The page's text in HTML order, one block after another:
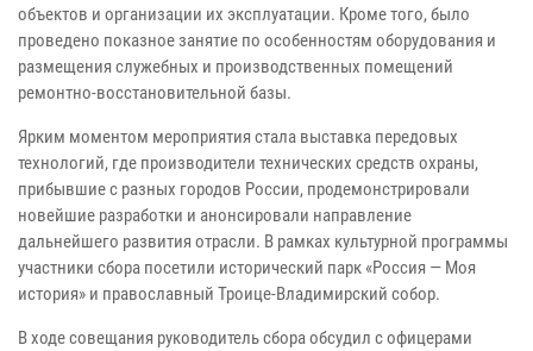
объектов и организации их эксплуатации. Кроме того, было
проведено показное занятие по особенностям оборудования и
размещения служебных и производственных помещений
ремонтно-восстановительной базы.
Ярким моментом мероприятия стала выставка передовых
технологий, где производители технических средств охраны,
прибывшие с разных городов России, продемонстрировали
новейшие разработки и анонсировали направление
дальнейшего развития отрасли. В рамках культурной программы
участники сбора посетили исторический парк «Россия — Моя
история» и православный Троице-Владимирский собор.
В ходе совещания руководитель сбора обсудил с офицерами